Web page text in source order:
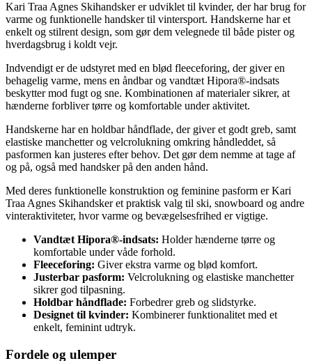
Kari Traa Agnes Skihandsker er udviklet til kvinder, der har brug for
varme og funktionelle handsker til vintersport. Handskerne har et
enkelt og stilrent design, som gør dem velegnede til både pister og
hverdagsbrug i koldt vejr.
Indvendigt er de udstyret med en blød fleeceforing, der giver en
behagelig varme, mens en åndbar og vandtæt Hipora®-indsats
beskytter mod fugt og sne. Kombinationen af materialer sikrer, at
hænderne forbliver tørre og komfortable under aktivitet.
Handskerne har en holdbar håndflade, der giver et godt greb, samt
elastiske manchetter og velcrolukning omkring håndleddet, så
pasformen kan justeres efter behov. Det gør dem nemme at tage af
og på, også med handsker på den anden hånd.
Med deres funktionelle konstruktion og feminine pasform er Kari
Traa Agnes Skihandsker et praktisk valg til ski, snowboard og andre
vinteraktiviteter, hvor varme og bevægelsesfrihed er vigtige.
Vandtæt Hipora®-indsats: Holder hænderne tørre og
komfortable under våde forhold.
Fleeceforing: Giver ekstra varme og blød komfort.
Justerbar pasform: Velcrolukning og elastiske manchetter
sikrer god tilpasning.
Holdbar håndflade: Forbedrer greb og slidstyrke.
Designet til kvinder: Kombinerer funktionalitet med et
enkelt, feminint udtryk.
Fordele og ulemper